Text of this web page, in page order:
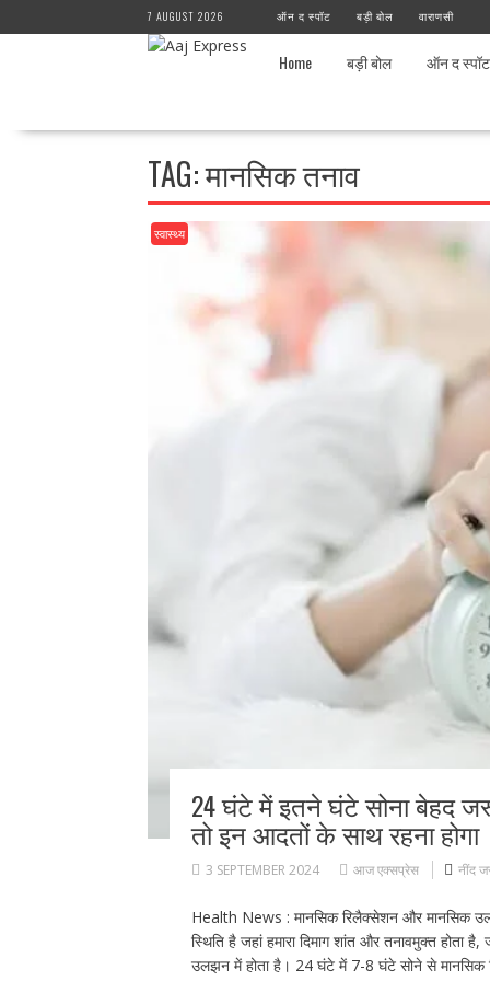
to
7 AUGUST 2026 ऑन द स्पॉट बड़ी बोल वाराणसी
Home बड़ी बोल ऑन द स्पॉट
TAG:मानसिक तनाव
स्वास्थ्य
24 घंटे में इतने घंटे सोना बेहद
तो इन आदतों के साथ रहना होगा
3 SEPTEMBER 2024 आज एक्सप्रेस नींद
Health News : मानसिक रिलैक्सेशन और मानसिक
स्थिति है जहां हमारा दिमाग शांत और तनावमुक्त होता
उलझन में होता है। 24 घंटे में 7-8 घंटे सोने से मानसिक